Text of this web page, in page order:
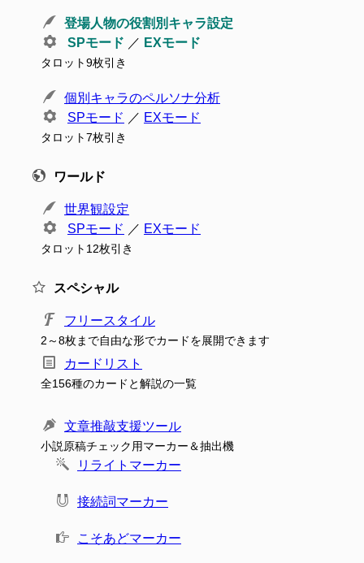
登場人物の役割別キャラ設定
SPモード ／ EXモード
タロット9枚引き
個別キャラのペルソナ分析
SPモード ／ EXモード
タロット7枚引き
ワールド
世界観設定
SPモード ／ EXモード
タロット12枚引き
スペシャル
フリースタイル
2～8枚まで自由な形でカードを展開できます
カードリスト
全156種のカードと解説の一覧
文章推敲支援ツール
小説原稿チェック用マーカー＆抽出機
リライトマーカー
接続詞マーカー
こそあどマーカー